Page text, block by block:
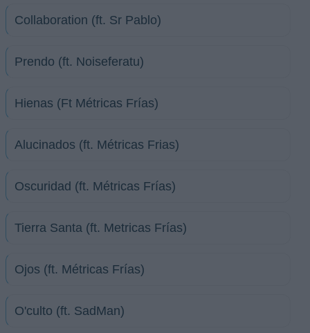
Collaboration (ft. Sr Pablo)
Prendo (ft. Noiseferatu)
Hienas (Ft Métricas Frías)
Alucinados (ft. Métricas Frias)
Oscuridad (ft. Métricas Frías)
Tierra Santa (ft. Metricas Frías)
Ojos (ft. Métricas Frías)
O'culto (ft. SadMan)